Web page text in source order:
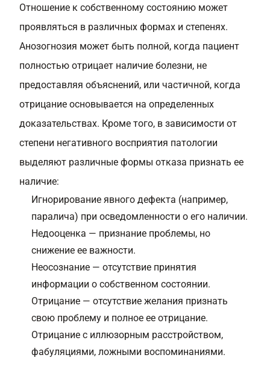
Отношение к собственному состоянию может
проявляться в различных формах и степенях.
Анозогнозия может быть полной, когда пациент
полностью отрицает наличие болезни, не
предоставляя объяснений, или частичной, когда
отрицание основывается на определенных
доказательствах. Кроме того, в зависимости от
степени негативного восприятия патологии
выделяют различные формы отказа признать ее
наличие:
Игнорирование явного дефекта (например,
паралича) при осведомленности о его наличии.
Недооценка — признание проблемы, но
снижение ее важности.
Неосознание — отсутствие принятия
информации о собственном состоянии.
Отрицание — отсутствие желания признать
свою проблему и полное ее отрицание.
Отрицание с иллюзорным расстройством,
фабуляциями, ложными воспоминаниями.